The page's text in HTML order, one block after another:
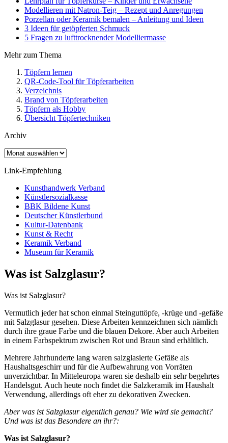
Modellieren mit Natron-Teig – Rezept und Anregungen
Porzellan oder Keramik bemalen – Anleitung und Ideen
3 Ideen für getöpferten Schmuck
5 Fragen zu lufttrocknender Modelliermasse
Mehr zum Thema
Töpfern lernen
QR-Code-Tool für Töpferarbeiten
Verzeichnis
Brand von Töpferarbeiten
Töpfern als Hobby
Übersicht Töpfertechniken
Archiv
Archiv
Link-Empfehlung
Kunsthandwerk Verband
Künstlersozialkasse
BBK Bildene Kunst
Deutscher Künstlerbund
Kultur-Datenbank
Kunst & Recht
Keramik Verband
Museum für Keramik
Was ist Salzglasur?
Was ist Salzglasur?
Vermutlich jeder hat schon einmal Steinguttöpfe, -krüge und -gefäße
mit Salzglasur gesehen. Diese Arbeiten kennzeichnen sich nämlich
durch ihre graue Farbe und die blauen Dekore. Aber auch Arbeiten
in einem Farbspektrum zwischen Rot und Braun sind erhältlich.
Mehrere Jahrhunderte lang waren salzglasierte Gefäße als
Haushaltsgeschirr und für die Aufbewahrung von Vorräten
unverzichtbar. In Mitteleuropa waren sie deshalb ein sehr begehrtes
Handelsgut. Auch heute noch findet die Salzkeramik im Haushalt
Verwendung, allerdings oft eher zu dekorativen Zwecken.
Aber was ist Salzglasur eigentlich genau? Wie wird sie gemacht?
Und was ist das Besondere an ihr?:
Was ist Salzglasur?